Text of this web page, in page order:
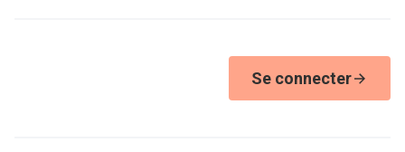
Se connecter